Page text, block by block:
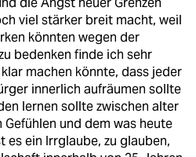
viel stärker breit macht, weil
könnten wegen der
bedenken finde ich sehr
machen könnte, dass jeder
innerlich aufräumen sollte
lernen sollte zwischen alter
und dem was heute
es ein Irrglaube, zu glauben,